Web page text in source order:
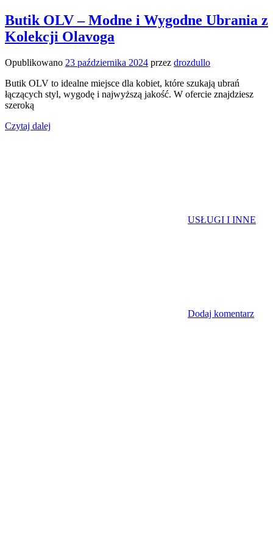
Butik OLV – Modne i Wygodne Ubrania z
Kolekcji Olavoga
Opublikowano 23 października 2024 przez drozdullo
Butik OLV to idealne miejsce dla kobiet, które szukają ubrań
łączących styl, wygodę i najwyższą jakość. W ofercie znajdziesz
szeroką
Czytaj dalej
USŁUGI I INNE
Dodaj komentarz